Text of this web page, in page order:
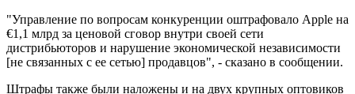
"Управление по вопросам конкуренции оштрафовало Apple на
€1,1 млрд за ценовой сговор внутри своей сети
дистрибьюторов и нарушение экономической независимости
[не связанных с ее сетью] продавцов", - сказано в сообщении.
Штрафы также были наложены и на двух крупных оптовиков